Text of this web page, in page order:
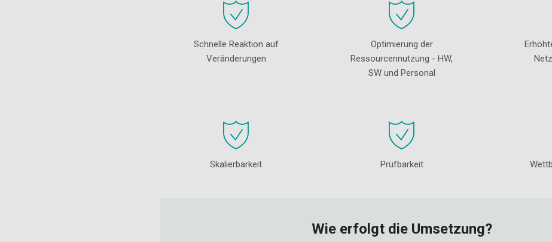
Schnelle Reaktion auf
Veränderungen
Optimierung der
Ressourcennutzung - HW,
SW und Personal
Skalierbarkeit Prüfbarkeit
Wie erfolgt die Umsetzung?